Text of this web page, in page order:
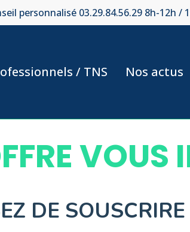
personnalisé 03.29.84.56.29 8h-12h /
/ TNS Nos actus
VOUS
DE